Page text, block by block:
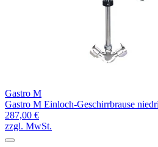
Gastro M
Gastro M Einloch-Geschirrbrause
287,00 €
zzgl. MwSt.